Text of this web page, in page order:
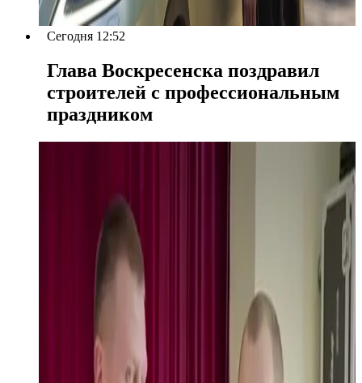
Сегодня 12:52
Глава Воскресенска поздравил
строителей с профессиональным
праздником